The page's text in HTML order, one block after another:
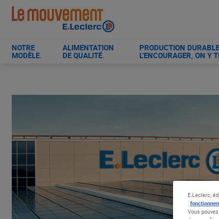
Aller
contenu
NOTRE
MODÈLE.
ALIMENTATION
DE QUALITÉ.
PRODUCTION
L’ENCOURAGER, ON Y
E.Leclerc,
Vous